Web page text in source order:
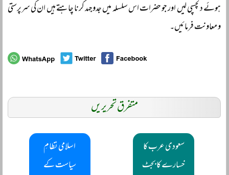
ہوئے دلچسپی لیں اور جو حضرات اس سلسلہ میں جدوجہد کرنا چاہتے ہیں ان کی سرپرستی
و معاونت فرمائیں۔
متفرق تحریریں
سعودی عرب کا
خسارے کا بجٹ
اسلامی نظامِ
سیاست کے